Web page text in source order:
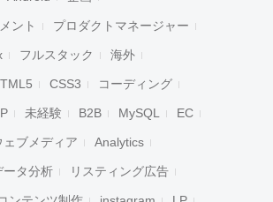
ント プロダクトマネージャー
フルスタック 海外
CSS3 コーディング
未経験 B2B MySQL EC
ェブメディア Analytics
ータ分析 リスティング広告